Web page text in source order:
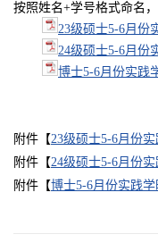
按照姓名+学号格式命名，
23级硕士5-6月份
24级硕士5-6月份
博士5-6月份实践
附件【23级硕士5-6月份
附件【24级硕士5-6月份
附件【博士5-6月份实践